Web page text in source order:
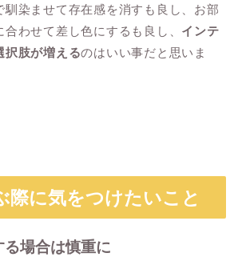
馴染ませて存在感を消すも良し、お部
わせて差し色にするも良し、 インテ
択肢が増えるのはいい事だと思いま
際に気をつけたいこと
る場合は慎重に